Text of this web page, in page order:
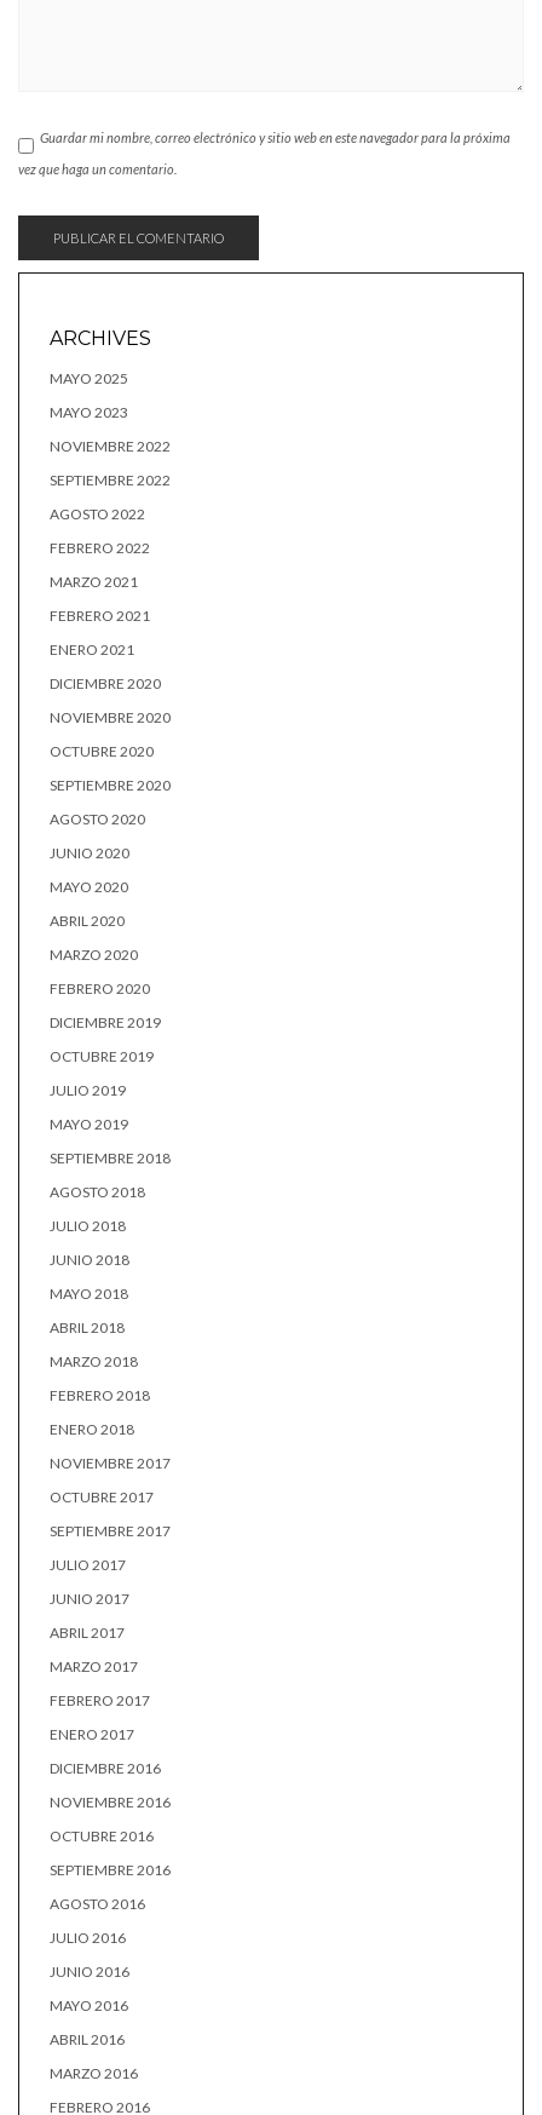
Guardar mi nombre, correo electrónico y sitio web en este navegador para la próxima
vez que haga un comentario.
ARCHIVES
MAYO 2025
MAYO 2023
NOVIEMBRE 2022
SEPTIEMBRE 2022
AGOSTO 2022
FEBRERO 2022
MARZO 2021
FEBRERO 2021
ENERO 2021
DICIEMBRE 2020
NOVIEMBRE 2020
OCTUBRE 2020
SEPTIEMBRE 2020
AGOSTO 2020
JUNIO 2020
MAYO 2020
ABRIL 2020
MARZO 2020
FEBRERO 2020
DICIEMBRE 2019
OCTUBRE 2019
JULIO 2019
MAYO 2019
SEPTIEMBRE 2018
AGOSTO 2018
JULIO 2018
JUNIO 2018
MAYO 2018
ABRIL 2018
MARZO 2018
FEBRERO 2018
ENERO 2018
NOVIEMBRE 2017
OCTUBRE 2017
SEPTIEMBRE 2017
JULIO 2017
JUNIO 2017
ABRIL 2017
MARZO 2017
FEBRERO 2017
ENERO 2017
DICIEMBRE 2016
NOVIEMBRE 2016
OCTUBRE 2016
SEPTIEMBRE 2016
AGOSTO 2016
JULIO 2016
JUNIO 2016
MAYO 2016
ABRIL 2016
MARZO 2016
FEBRERO 2016